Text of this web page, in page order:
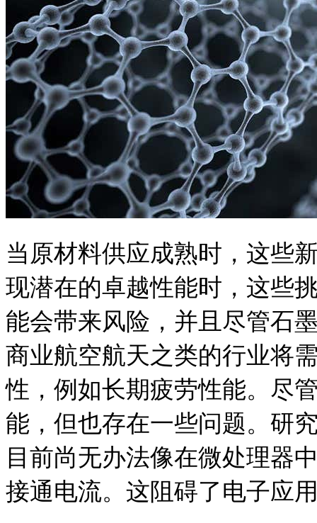
当原材料供应成熟时，这些
现潜在的卓越性能时，这些
能会带来风险，并且尽管石
商业航空航天之类的行业将
性，例如长期疲劳性能。 尽
能，但也存在一些问题。 研
目前尚无办法像在微处理器
接通电流。 这阻碍了电子应